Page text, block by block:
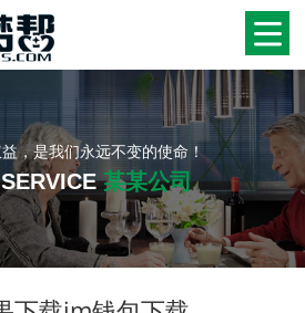
，是我们永远不变的使命！
某某公司